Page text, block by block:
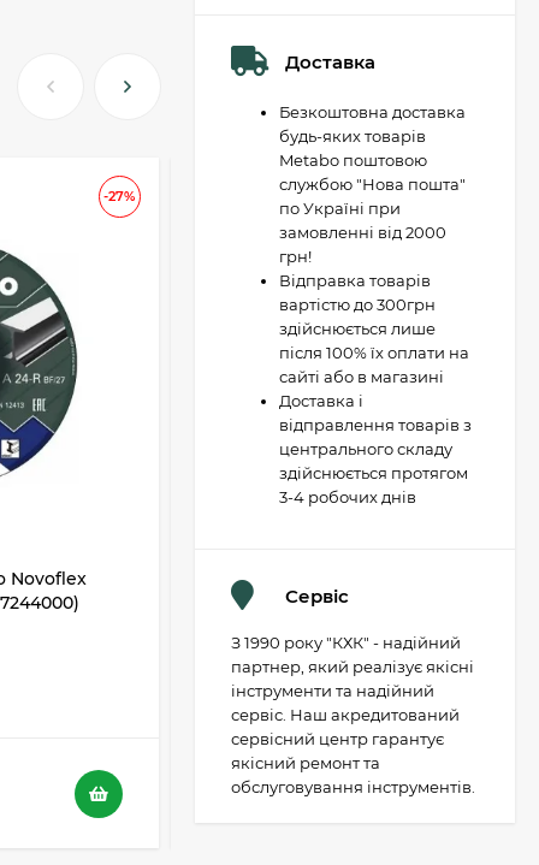
-27%
Novoflex
Відрізний диск Metabo Novoflex
230x3,0х22 SP, сталь (617241000)
В НАЯВНОСТІ
116 грн.
73 грн.
Доставка
Безкоштовна доставка
будь-яких товарів
Metabo поштовою
службою "Нова пошта"
по Україні при
замовленні від 2000
грн!
Відправка товарів
вартістю до 300грн
здійснюється лише
після 100% їх оплати на
сайті або в магазині
Доставка і
відправлення товарів з
центрального складу
здійснюється протягом
3-4 робочих днів
Сервіс
З 1990 року "КХК" - надійний
партнер, який реалізує якісні
інструменти та надійний
сервіс. Наш акредитований
сервісний центр гарантує
якісний ремонт та
обслуговування інструментів.